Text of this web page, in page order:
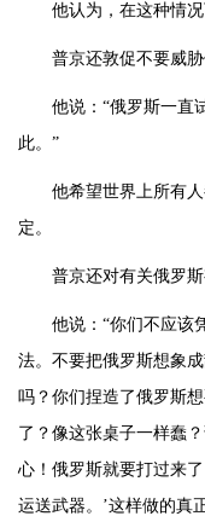
他认为，在这种情
普京还敦促不要威胁
他说：“俄罗斯一直
此。”
他希望世界上所有
定。
普京还对有关俄罗
他说：“你们不应该
法。不要把俄罗斯想象
吗？你们捏造了俄罗斯
了？像这张桌子一样蠢
心！俄罗斯就要打过来
运送武器。’这样做的真